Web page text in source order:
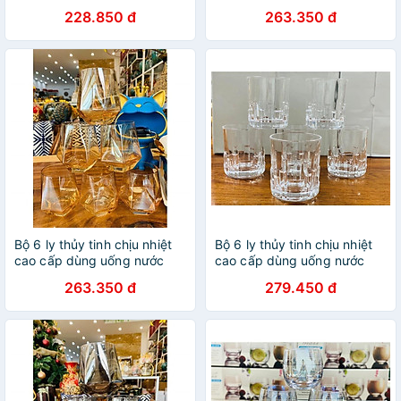
228.850 đ
vàng chanh263.350 đ
Bộ 6 ly thủy tinh chịu nhiệt
cao cấp dùng uống nước
cương vàng263.350 đ
Bộ 6 ly thủy tinh chịu nhiệt
cao cấp dùng uống nước
279.450 đ